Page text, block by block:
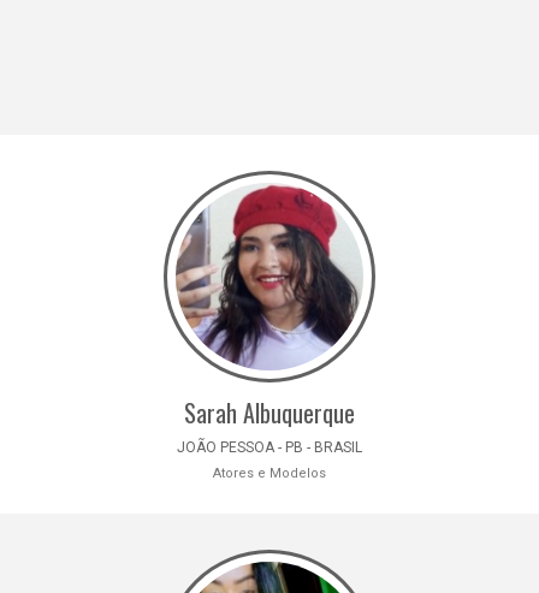
Sarah Albuquerque
JOÃO PESSOA - PB - BRASIL
Atores e Modelos